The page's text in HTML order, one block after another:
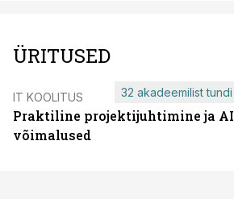
ÜRITUSED
IT KOOLITUS
Praktiline projektijuhtimine ja AI
võimalused
32 akadeemilist tundi